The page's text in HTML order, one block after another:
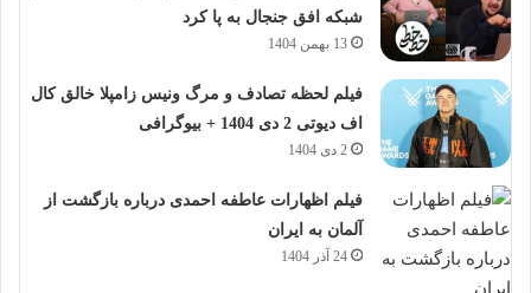
شبکه افق جنجال به پا کرد
13 بهمن 1404
فیلم لحظه تصادف و مرگ ونیس زامپلا خالق کال
اف دیوتی 2 دی 1404 + بیوگرافی
2 دی 1404
فیلم اظهارات عاطفه احمدی درباره بازگشت از
آلمان به ایران
24 آذر 1404